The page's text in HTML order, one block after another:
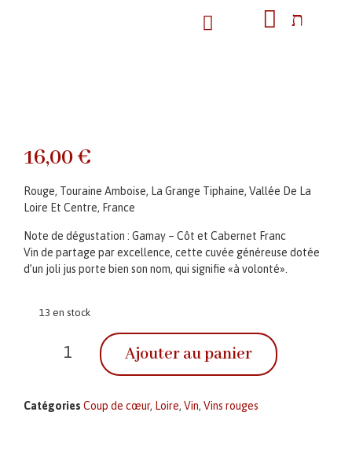
16,00€
Rouge, Touraine Amboise, La Grange Tiphaine, Vallée De La
Loire Et Centre, France
Note de dégustation : Gamay – Côt et Cabernet Franc
Vin de partage par excellence, cette cuvée généreuse dotée
d’un joli jus porte bien son nom, qui signifie «à volonté».
13 en stock
Ajouter au panier
Catégories Coup de cœur, Loire, Vin, Vins rouges